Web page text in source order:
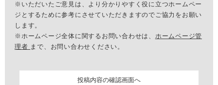
※いただいたご意見は、より分かりやすく役に立つホームペー
ジとするために参考にさせていただきますのでご協力をお願い
します。
※ホームページ全体に関するお問い合わせは、 ホームページ管
理者 まで、お問い合わせください。